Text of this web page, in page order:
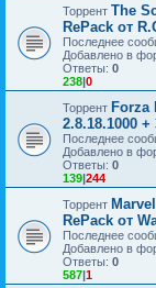
Торрент The
RePack от
Последнее
Добавлено в
Ответы: 0
238|0
Торрент Forza
2.8.18.1000 +
Последнее
Добавлено в
Ответы: 0
139|244
Торрент
RePack от
Последнее
Добавлено в
Ответы: 0
587|1